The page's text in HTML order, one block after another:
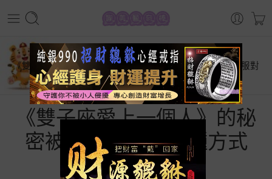
首頁
星座運勢
《雙子座愛上一個人》的秘密被揭露，竟有 7 種方式【征服對
方】
《雙子座愛上一個人》的秘
密被揭露，竟有 7 種方式
【征服對方】